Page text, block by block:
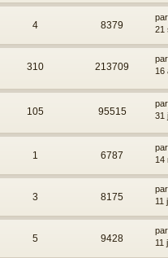
4 8379
par
21
310 213709
par
16
105 95515
par
31
1 6787
par
14
3 8175
par
11
5 9428
par
11